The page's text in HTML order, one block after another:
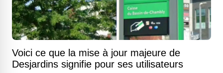
Voici ce que la mise à jour majeure de
Desjardins signifie pour ses utilisateurs